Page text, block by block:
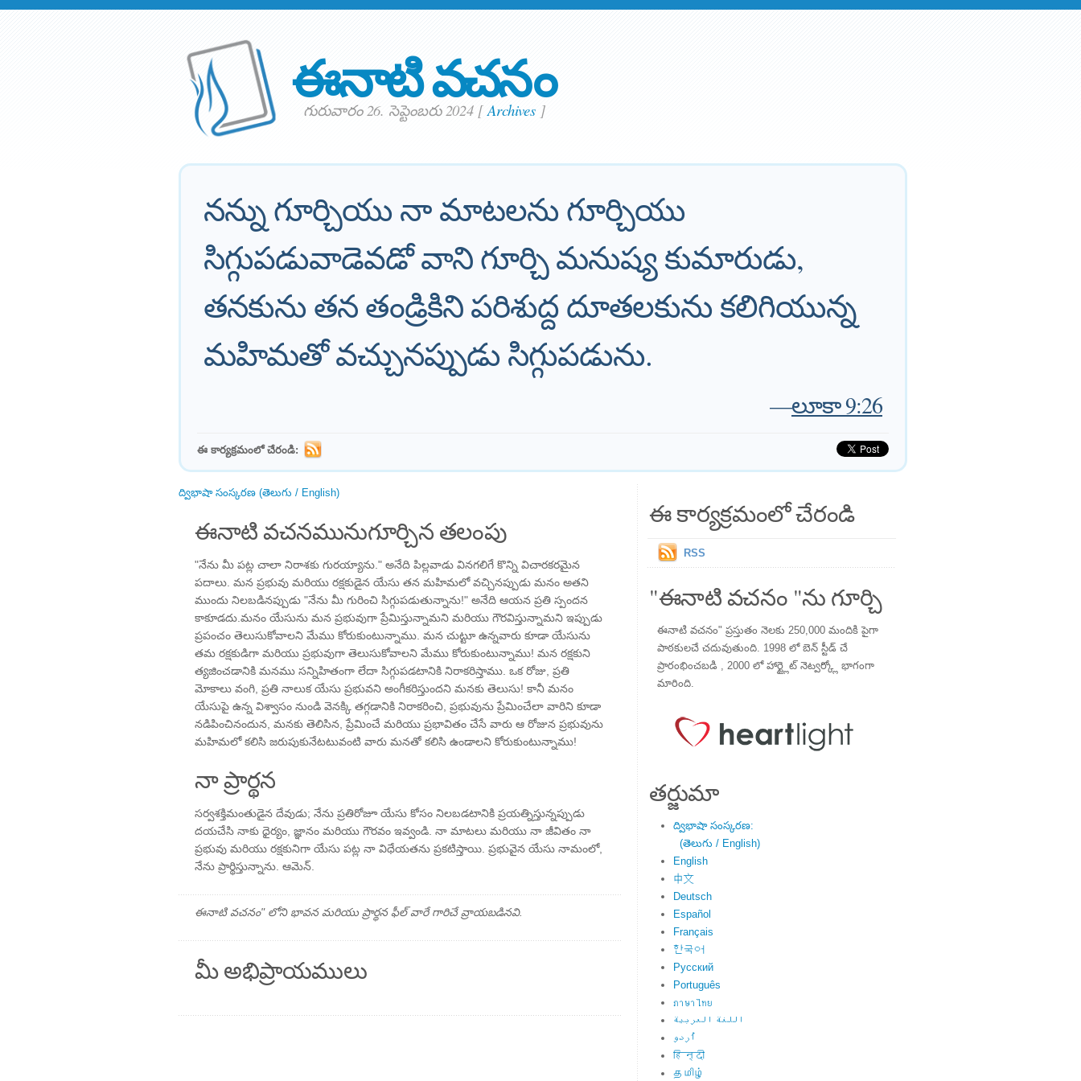
ఈనాటి వచనం
గురువారం 26. సెప్టెంబరు 2024 [Archives ]
నన్ను గూర్చియు నా మాటలను గూర్చియు
సిగ్గుపడువాడెవడో వాని గూర్చి మనుష్య కుమారుడు,
తనకును తన తండ్రికిని పరిశుద్ద దూతలకును కలిగియున్న
మహిమతో వచ్చునప్పుడు సిగ్గుపడును.
—లూకా 9:26
ఈ కార్యక్రమంలో చేరండి:
ద్విభాషా సంస్కరణ (తెలుగు / English)
ఈనాటి వచనమునుగూర్చిన తలంపు
"నేను మీ పట్ల చాలా నిరాశకు గురయ్యాను." అనేది పిల్లవాడు వినగలిగే కొన్ని విచారకరమైన
పదాలు. మన ప్రభువు మరియు రక్షకుడైన యేసు తన మహిమలో వచ్చినప్పుడు మనం అతని
ముందు నిలబడినప్పుడు "నేను మీ గురించి సిగ్గుపడుతున్నాను!" అనేది ఆయన ప్రతి స్పందన
కాకూడదు.మనం యేసును మన ప్రభువుగా ప్రేమిస్తున్నామని మరియు గౌరవిస్తున్నామని ఇప్పుడు
ప్రపంచం తెలుసుకోవాలని మేము కోరుకుంటున్నాము. మన చుట్టూ ఉన్నవారు కూడా యేసును
తమ రక్షకుడిగా మరియు ప్రభువుగా తెలుసుకోవాలని మేము కోరుకుంటున్నాము! మన రక్షకుని
త్యజించడానికి మనము సన్నిహితంగా లేదా సిగ్గుపడటానికి నిరాకరిస్తాము. ఒక రోజు, ప్రతి
మోకాలు వంగి, ప్రతి నాలుక యేసు ప్రభువని అంగీకరిస్తుందని మనకు తెలుసు! కానీ మనం
యేసుపై ఉన్న విశ్వాసం నుండి వెనక్కి తగ్గడానికి నిరాకరించి, ప్రభువును ప్రేమించేలా వారిని కూడా
నడిపించినందున, మనకు తెలిసిన, ప్రేమించే మరియు ప్రభావితం చేసే వారు ఆ రోజున ప్రభువును
మహిమలో కలిసి జరుపుకునేటటువంటి వారు మనతో కలిసి ఉండాలని కోరుకుంటున్నాము!
నా ప్రార్థన
సర్వశక్తిమంతుడైన దేవుడు; నేను ప్రతిరోజూ యేసు కోసం నిలబడటానికి ప్రయత్నిస్తున్నప్పుడు
దయచేసి నాకు ధైర్యం, జ్ఞానం మరియు గౌరవం ఇవ్వండి. నా మాటలు మరియు నా జీవితం నా
ప్రభువు మరియు రక్షకునిగా యేసు పట్ల నా విధేయతను ప్రకటిస్తాయి. ప్రభువైన యేసు నామంలో,
నేను ప్రార్థిస్తున్నాను. ఆమెన్.
ఈనాటి వచనం" లోని భావన మరియు ప్రార్థన ఫీల్ వారే గారిచే వ్రాయబడినవి.
మీ అభిప్రాయములు
ఈ కార్యక్రమంలో చేరండి
RSS
"ఈనాటి వచనం "ను గూర్చి
ఈనాటి వచనం" ప్రస్తుతం నెలకు 250,000 మందికి పైగా
పాఠకులచే చదువుతుంది. 1998 లో బెన్ స్టీడ్ చే
ప్రారంభించబడి , 2000 లో హార్ట్లైట్ నెట్వర్క్లో భాగంగా
మారింది.
తర్జుమా
ద్విభాషా సంస్కరణ:
(తెలుగు / English)
English
中文
Deutsch
Español
Français
한국어
Русский
Português
ภาษาไทย
اللغة العربية
اُردو
हिन्दी
தமிழ்